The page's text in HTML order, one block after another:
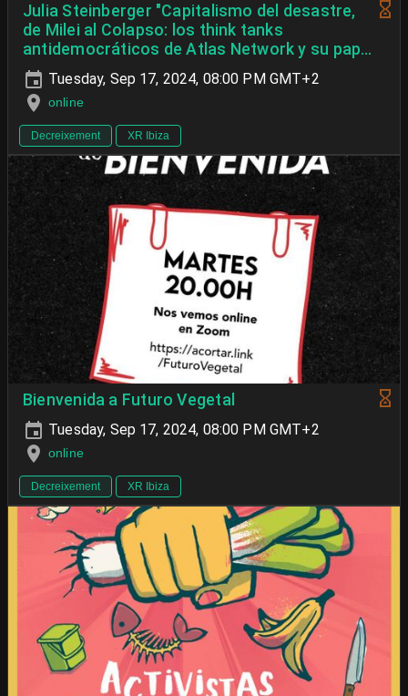
Julia Steinberger "Capitalismo del desastre,
de Milei al Colapso: los think tanks
antidemocráticos de Atlas Network y su papel
en la desinformación climática y la política
neoliberal."
Tuesday, Sep 17, 2024, 08:00 PM GMT+2
online
Decreixement XR Ibiza
Bienvenida a Futuro Vegetal
Tuesday, Sep 17, 2024, 08:00 PM GMT+2
online
Decreixement XR Ibiza